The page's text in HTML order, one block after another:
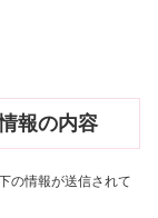
報の内容
の情報が送信されて